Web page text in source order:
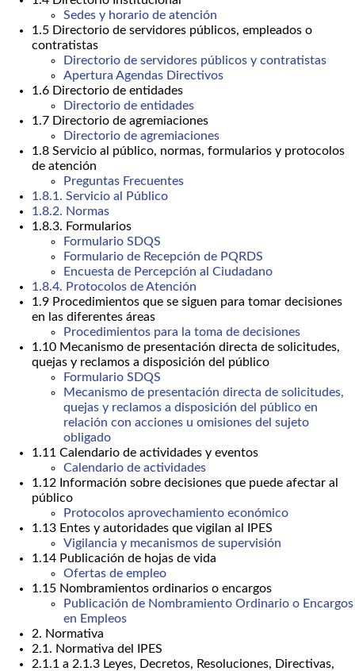
Sedes y horario de atención
1.5 Directorio de servidores públicos, empleados o
contratistas
Directorio de servidores públicos y contratistas
Apertura Agendas Directivos
1.6 Directorio de entidades
Directorio de entidades
1.7 Directorio de agremiaciones
Directorio de agremiaciones
1.8 Servicio al público, normas, formularios y protocolos
de atención
Preguntas Frecuentes
1.8.1. Servicio al Público
1.8.2. Normas
1.8.3. Formularios
Formulario SDQS
Formulario de Recepción de PQRDS
Encuesta de Percepción al Ciudadano
1.8.4. Protocolos de Atención
1.9 Procedimientos que se siguen para tomar decisiones
en las diferentes áreas
Procedimientos para la toma de decisiones
1.10 Mecanismo de presentación directa de solicitudes,
quejas y reclamos a disposición del público
Formulario SDQS
Mecanismo de presentación directa de solicitudes,
quejas y reclamos a disposición del público en
relación con acciones u omisiones del sujeto
obligado
1.11 Calendario de actividades y eventos
Calendario de actividades
1.12 Información sobre decisiones que puede afectar al
público
Protocolos aprovechamiento económico
1.13 Entes y autoridades que vigilan al IPES
Vigilancia y mecanismos de supervisión
1.14 Publicación de hojas de vida
Ofertas de empleo
1.15 Nombramientos ordinarios o encargos
Publicación de Nombramiento Ordinario o Encargos
en Empleos
2. Normativa
2.1. Normativa del IPES
2.1.1 a 2.1.3 Leyes, Decretos, Resoluciones, Directivas,